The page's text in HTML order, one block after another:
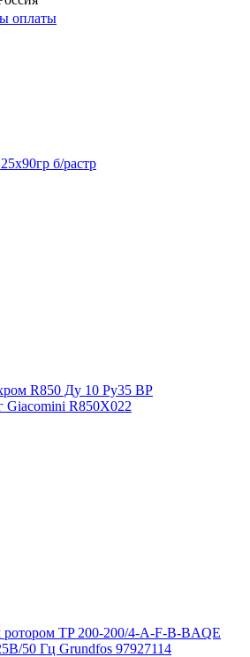
оплаты
б/растр
R850 Ду 10 Ру35 ВР
Giacomini R850X022
TP 200-200/4-A-F-B-BAQE
50 Гц Grundfos 97927114